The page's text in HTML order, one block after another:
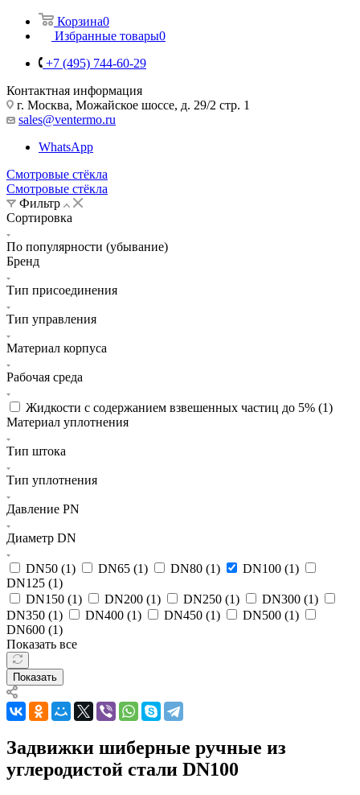
Корзина0
Избранные товары0
+7 (495) 744-60-29
Контактная информация
г. Москва, Можайское шоссе, д. 29/2 стр. 1
sales@ventermo.ru
WhatsApp
Смотровые стёкла
Смотровые стёкла
Фильтр
Сортировка
По популярности (убывание)
Бренд
Тип присоединения
Тип управления
Материал корпуса
Рабочая среда
Жидкости с содержанием взвешенных частиц до 5% (1)
Материал уплотнения
Тип штока
Тип уплотнения
Давление PN
Диаметр DN
DN50 (1) DN65 (1) DN80 (1) DN100 (1)
DN125 (1)
DN150 (1) DN200 (1) DN250 (1) DN300 (1)
DN350 (1) DN400 (1) DN450 (1) DN500 (1)
DN600 (1)
Показать все
Показать
Задвижки шиберные ручные из
углеродистой стали DN100